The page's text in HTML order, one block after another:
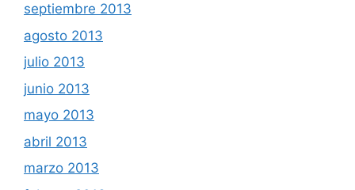
septiembre 2013
agosto 2013
julio 2013
junio 2013
mayo 2013
abril 2013
marzo 2013